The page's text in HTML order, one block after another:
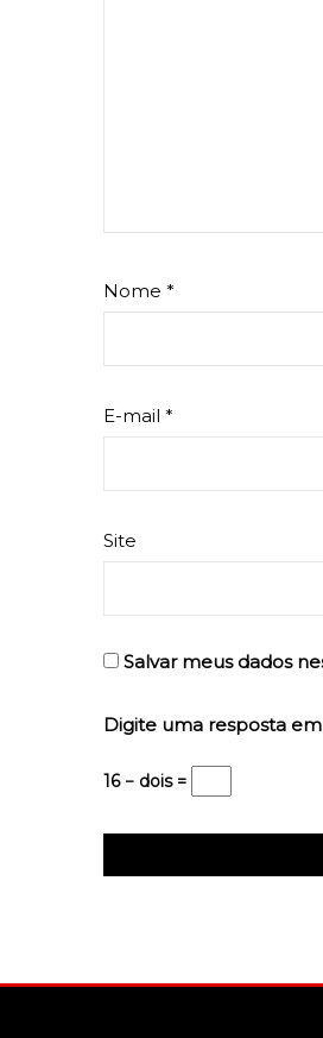
Nome *
E-mail *
Site
Salvar meus dados
Digite uma resposta
16 − dois =